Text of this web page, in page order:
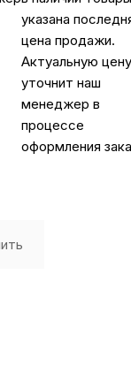
указана
цена продажи.
Актуальную цену
уточнит наш
менеджер в
процессе
оформления